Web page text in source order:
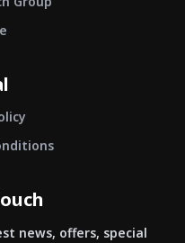
news, offers, special